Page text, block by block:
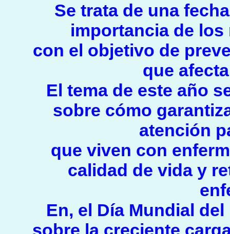
Se trata de una
importancia de
con el objetivo de
que
El tema de este año
sobre cómo
atención
que viven con
calidad de vida y
En, el Día Mundial
sobre la creciente